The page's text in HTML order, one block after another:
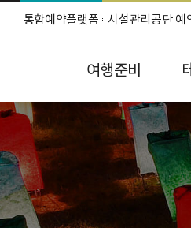
통합예약플랫폼 시설관리공단 예
여행준비